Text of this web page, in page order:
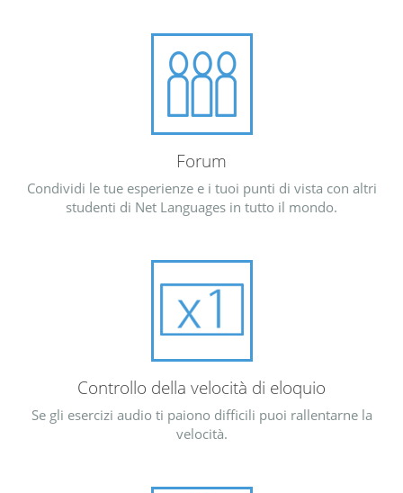
Forum
Condividi le tue esperienze e i tuoi punti di vista con altri
studenti di Net Languages in tutto il mondo.
Controllo della velocità di eloquio
Se gli esercizi audio ti paiono difficili puoi rallentarne la
velocità.